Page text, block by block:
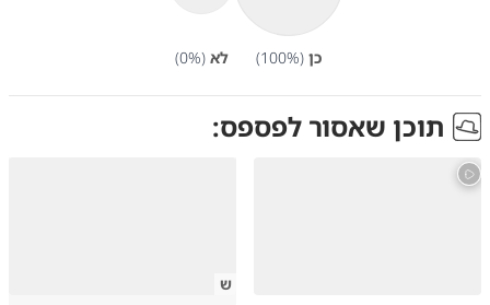
כן (
100%) לא (
0%)
תוכן שאסור לפספס:
ש